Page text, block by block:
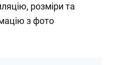
розміри та
з фото